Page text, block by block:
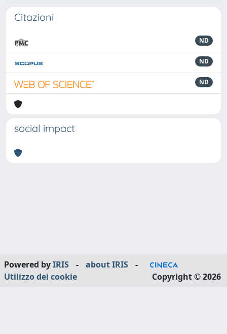
Citazioni
ND
ND
ND
social impact
Powered byIRIS - about IRIS
-
Utilizzo dei cookie
Copyright © 2026